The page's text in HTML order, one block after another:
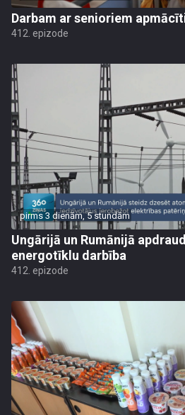
Darbam ar senioriem
412. epizode
pirms 3 dienām, 5 stundām
Ungārijā un Rumānijā
energotīklu darbība
412. epizode